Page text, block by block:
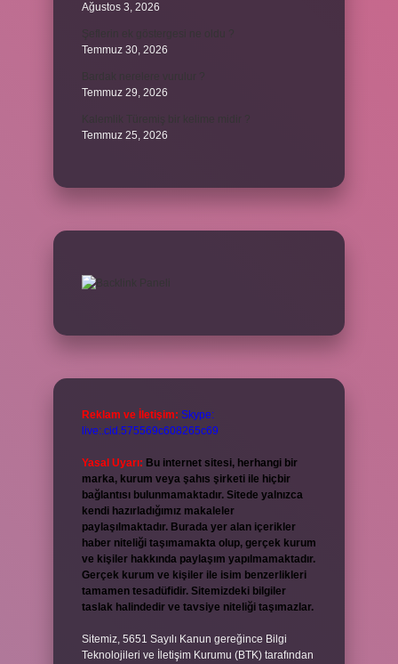
Ağustos 3, 2026
Temmuz 30, 2026
Temmuz 29, 2026
Temmuz 25, 2026
Reklam ve İletişim: Skype:
live:.cid.575569c608265c69
Yasal Uyarı: Bu internet sitesi, herhangi bir
marka, kurum veya şahıs şirketi ile hiçbir
bağlantısı bulunmamaktadır. Sitede yalnızca
kendi hazırladığımız makaleler
paylaşılmaktadır. Burada yer alan içerikler
haber niteliği taşımamakta olup, gerçek kurum
ve kişiler hakkında paylaşım yapılmamaktadır.
Gerçek kurum ve kişiler ile isim benzerlikleri
tamamen tesadüfidir. Sitemizdeki bilgiler
taslak halindedir ve tavsiye niteliği taşımazlar.
Sitemiz, 5651 Sayılı Kanun gereğince Bilgi
Teknolojileri ve İletişim Kurumu (BTK) tarafından